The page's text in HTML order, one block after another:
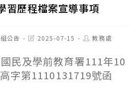
習歷程檔案宣導事項
公告
Post2025-07-15
Post教務處
民及學前教育署111年10
字第1110131719號函